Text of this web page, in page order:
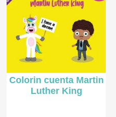
Colorin cuenta Martin
Luther King